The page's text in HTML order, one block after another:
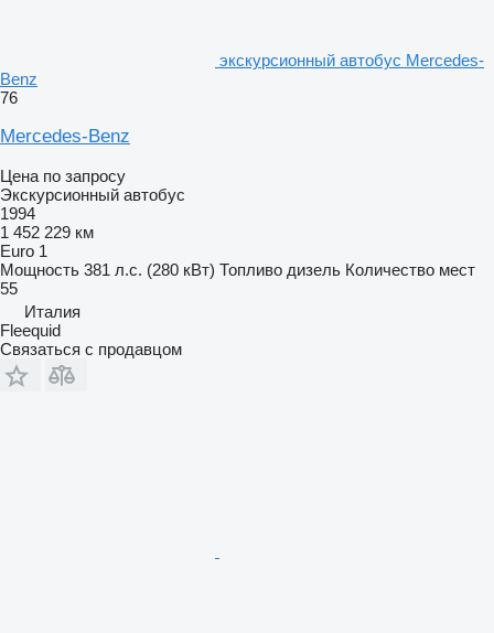
экскурсионный автобус Mercedes-
Benz
76
Mercedes-Benz
Цена по запросу
Экскурсионный автобус
1994
1 452 229 км
Euro 1
Мощность 381 л.с. (280 кВт) Топливо дизель Количество мест
55
Италия
Fleequid
Связаться с продавцом